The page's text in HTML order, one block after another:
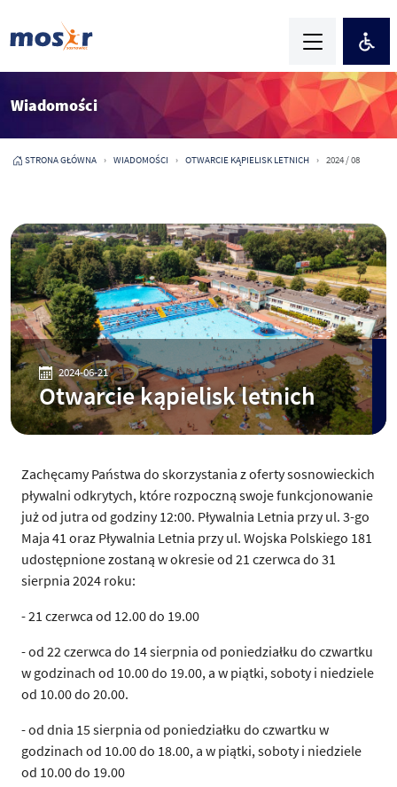
Wiadomości
STRONA GŁÓWNA WIADOMOŚCI OTWARCIE KĄPIELISK LETNICH 2024 / 08
2024-06-21
Otwarcie kąpielisk letnich
Zachęcamy Państwa do skorzystania z oferty sosnowieckich
pływalni odkrytych, które rozpoczną swoje funkcjonowanie
już od jutra od godziny 12:00. Pływalnia Letnia przy ul. 3-go
Maja 41 oraz Pływalnia Letnia przy ul. Wojska Polskiego 181
udostępnione zostaną w okresie od 21 czerwca do 31
sierpnia 2024 roku:
- 21 czerwca od 12.00 do 19.00
- od 22 czerwca do 14 sierpnia od poniedziałku do czwartku
w godzinach od 10.00 do 19.00, a w piątki, soboty i niedziele
od 10.00 do 20.00.
- od dnia 15 sierpnia od poniedziałku do czwartku w
godzinach od 10.00 do 18.00, a w piątki, soboty i niedziele
od 10.00 do 19.00